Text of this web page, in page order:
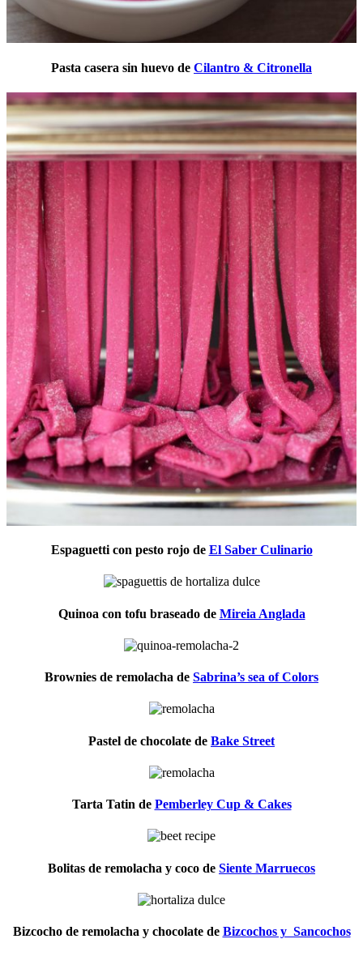
Pasta casera sin huevo de Cilantro & Citronella
Espaguetti con pesto rojo de El Saber Culinario
Quinoa con tofu braseado de Mireia Anglada
Brownies de remolacha de Sabrina’s sea of Colors
Pastel de chocolate de Bake Street
Tarta Tatin de Pemberley Cup & Cakes
Bolitas de remolacha y coco de Siente Marruecos
Bizcocho de remolacha y chocolate de Bizcochos y Sancochos